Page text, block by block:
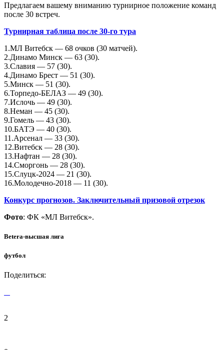
Предлагаем вашему вниманию турнирное положение команд
после 30 встреч.
Турнирная таблица после 30-го тура
1.МЛ Витебск — 68 очков (30 матчей).
2.Динамо Минск — 63 (30).
3.Славия — 57 (30).
4.Динамо Брест — 51 (30).
5.Минск — 51 (30).
6.Торпедо-БЕЛАЗ — 49 (30).
7.Ислочь — 49 (30).
8.Неман — 45 (30).
9.Гомель — 43 (30).
10.БАТЭ — 40 (30).
11.Арсенал — 33 (30).
12.Витебск — 28 (30).
13.Нафтан — 28 (30).
14.Сморгонь — 28 (30).
15.Слуцк-2024 — 21 (30).
16.Молодечно-2018 — 11 (30).
Конкурс прогнозов. Заключительный призовой отрезок
Фото: ФК «МЛ Витебск».
Betera-высшая лига
футбол
Поделиться:
2